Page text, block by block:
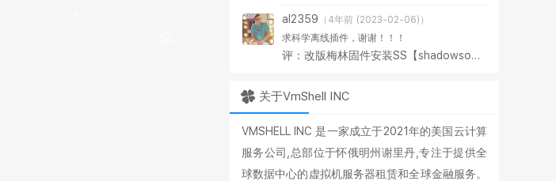
al2359 （4年前 (2023-02-06)）
求科学离线插件，谢谢！！！
评：改版梅林固件安装SS【shadowsocks】科学上网插件教程
关于VmShell INC
VMSHELL INC 是一家成立于2021年的美国云计算
服务公司,总部位于怀俄明州谢里丹,专注于提供全
球数据中心的虚拟机服务器租赁和全球金融服务。